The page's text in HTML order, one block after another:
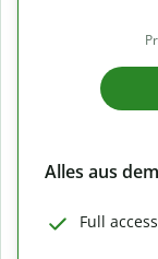
Alles aus
Full